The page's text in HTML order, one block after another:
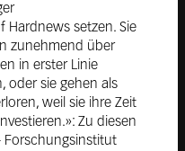
Hardnews setzen. Sie
zunehmend über
in erster Linie
oder sie gehen als
weil sie ihre Zeit
Zu diesen
Forschungsinstitut